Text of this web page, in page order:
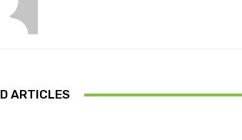
ARTICLES